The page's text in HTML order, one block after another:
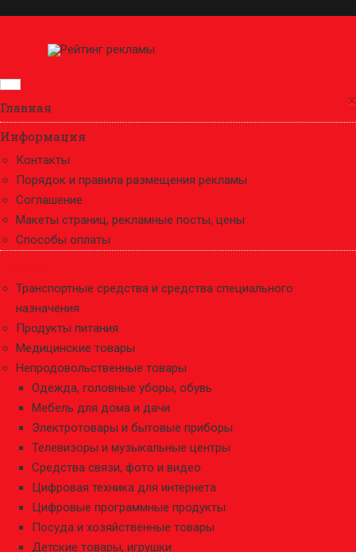
×
Главная
Информация
Контакты
Порядок и правила размещения рекламы
Соглашение
Макеты страниц, рекламные посты, цены
Способы оплаты
Транспортные средства и средства специального
назначения
Продукты питания
Медицинские товары
Непродовольственные товары
Одежда, головные уборы, обувь
Мебель для дома и дачи
Электротовары и бытовые приборы
Телевизоры и музыкальные центры
Средства связи, фото и видео
Цифровая техника для интернета
Цифровые программные продукты
Посуда и хозяйственные товары
Детские товары, игрушки